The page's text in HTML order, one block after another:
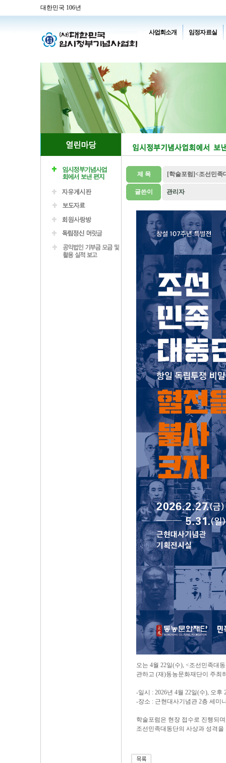
대한민국 106년
사업회소개 임정자료실
제 목 [학술포럼]<조선민족
글쓴이 관리자
오는 4월 22일(수), <조선민족대
관하고 (재)동농문화재단이 주최
-일시 : 2026년 4월 22일(수), 오후
-장소 : 근현대사기념관 2층 세미
학술포럼은 현장 접수로 진행되
조선민족대동단의 사상과 성격